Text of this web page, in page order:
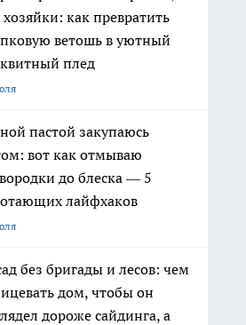
хозяйки: как превратить
ветошь в уютный
плед
пастой закупаюсь
вот как отмываю
до блеска — 5
лайфхаков
без бригады и лесов: чем
дом, чтобы он
дороже сайдинга, а